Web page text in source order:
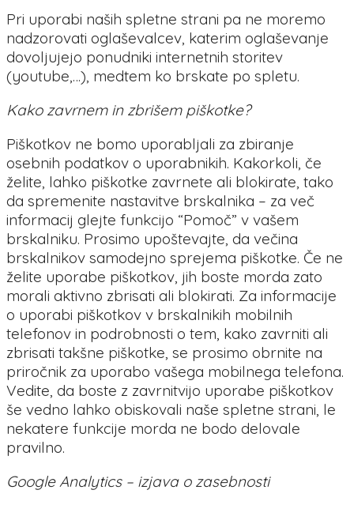
Pri uporabi naših spletne strani pa ne moremo
nadzorovati oglaševalcev, katerim oglaševanje
dovoljujejo ponudniki internetnih storitev
(youtube,…), medtem ko brskate po spletu.
Kako zavrnem in zbrišem piškotke?
Piškotkov ne bomo uporabljali za zbiranje
osebnih podatkov o uporabnikih. Kakorkoli, če
želite, lahko piškotke zavrnete ali blokirate, tako
da spremenite nastavitve brskalnika – za več
informacij glejte funkcijo “Pomoč” v vašem
brskalniku. Prosimo upoštevajte, da večina
brskalnikov samodejno sprejema piškotke. Če ne
želite uporabe piškotkov, jih boste morda zato
morali aktivno zbrisati ali blokirati. Za informacije
o uporabi piškotkov v brskalnikih mobilnih
telefonov in podrobnosti o tem, kako zavrniti ali
zbrisati takšne piškotke, se prosimo obrnite na
priročnik za uporabo vašega mobilnega telefona.
Vedite, da boste z zavrnitvijo uporabe piškotkov
še vedno lahko obiskovali naše spletne strani, le
nekatere funkcije morda ne bodo delovale
pravilno.
Google Analytics – izjava o zasebnosti